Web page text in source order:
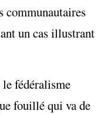
communautaires
un cas illustrant
fédéralisme
fouillé qui va de